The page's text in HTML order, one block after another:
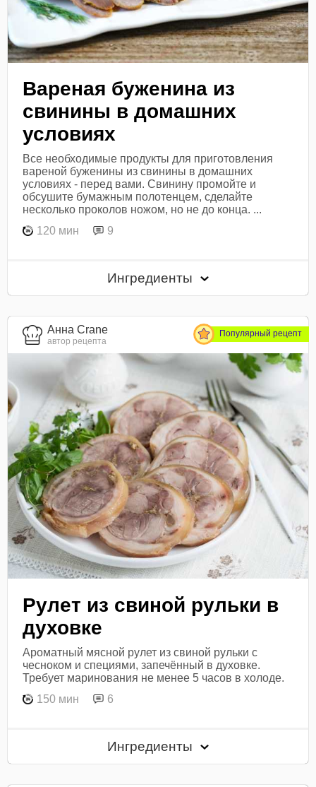
Вареная буженина из
свинины в домашних
условиях
Все необходимые продукты для приготовления
вареной буженины из свинины в домашних
условиях - перед вами. Свинину промойте и
обсушите бумажным полотенцем, сделайте
несколько проколов ножом, но не до конца. ...
120 мин
9
Ингредиенты
Анна Crane
автор рецепта
Популярный рецепт
Рулет из свиной рульки в
духовке
Ароматный мясной рулет из свиной рульки с
чесноком и специями, запечённый в духовке.
Требует маринования не менее 5 часов в холоде.
150 мин
6
Ингредиенты